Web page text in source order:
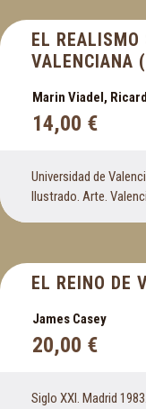
EL
VALENCIANA
Marin Viadel,
14,00 €
Universidad de
Ilustrado. Arte.
EL REINO DE
James Casey
20,00 €
Siglo XXI. Madrid